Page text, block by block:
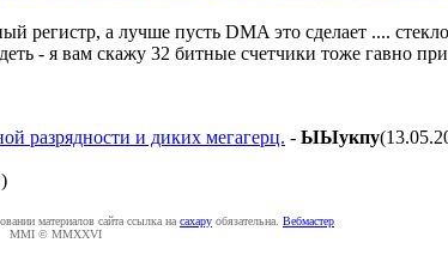
регистр, а лучше пусть DMA это сделает ....
- я вам скажу 32 битные счетчики тоже гавно
разрядности и диких мегагерц. - ЫЫyкпy
)
материалов сайта ссылка на caxapу обязательна. Вебмастер
MMI © MMXXVI